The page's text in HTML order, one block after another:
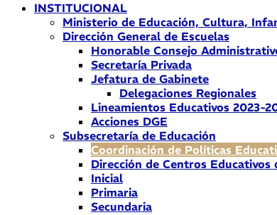
INSTITUCIONAL
Ministerio de Educación, Cultura,
Dirección General de Escuelas
Honorable Consejo
Secretaría Privada
Jefatura de Gabinete
Delegaciones Regionales
Lineamientos Educativos 2023-
Acciones DGE
Subsecretaría de Educación
Coordinación de Políticas
Dirección de Centros Educativos
Inicial
Primaria
Secundaria